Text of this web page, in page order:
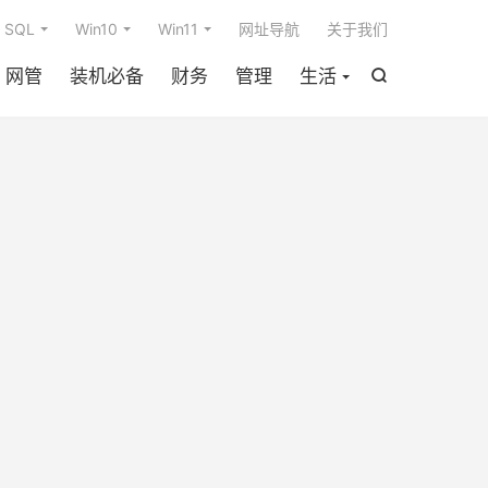

网管 装机必备 财务 管理 生活
SQL Win10 Win11 网址导航 关于我们